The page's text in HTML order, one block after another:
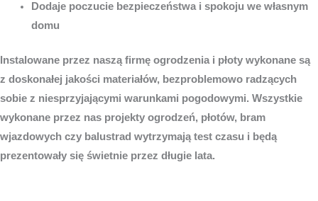
Dodaje poczucie bezpieczeństwa i spokoju we własnym
domu
Instalowane przez naszą firmę ogrodzenia i płoty wykonane są
z doskonałej jakości materiałów, bezproblemowo radzących
sobie z niesprzyjającymi warunkami pogodowymi. Wszystkie
wykonane przez nas projekty ogrodzeń, płotów, bram
wjazdowych czy balustrad wytrzymają test czasu i będą
prezentowały się świetnie przez długie lata.